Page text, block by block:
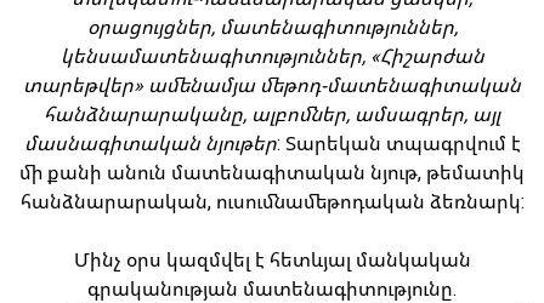
օրացույցներ, մատենագիտություններ,
կենսամատենագիտություններ, «Հիշարժան
տարեթվեր» ամենամյա մեթոդ-մատենագիտական
հանձնարարականը, ալբոմներ, ամսագրեր, այլ
մասնագիտական նյութեր: Տարեկան տպագրվում է
մի քանի անուն մատենագիտական նյութ, թեմատիկ
հանձնարարական, ուսումնամեթոդական ձեռնարկ:
Մինչ օրս կազմվել է հետևյալ մանկական
գրականության մատենագիտությունը.